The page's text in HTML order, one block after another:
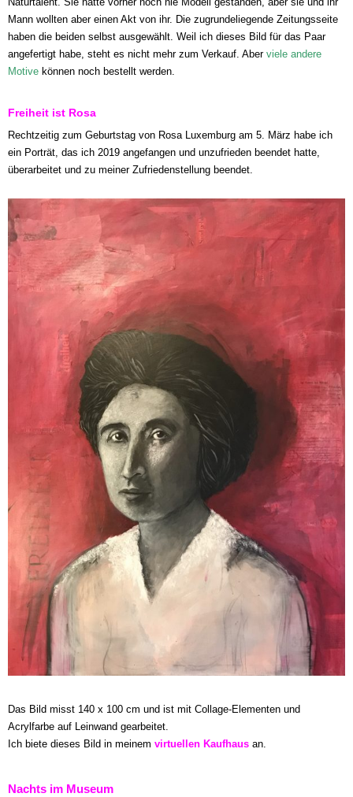
Mann wollten aber einen Akt von ihr. Die zugrundeliegende Zeitungsseite
haben die beiden selbst ausgewählt. Weil ich dieses Bild für das Paar
angefertigt habe, steht es nicht mehr zum Verkauf. Aber viele andere
Motive können noch bestellt werden.
Freiheit ist Rosa
Rechtzeitig zum Geburtstag von Rosa Luxemburg am 5. März habe ich
ein Porträt, das ich 2019 angefangen und unzufrieden beendet hatte,
überarbeitet und zu meiner Zufriedenstellung beendet.
Das Bild misst 140 x 100 cm und ist mit Collage-Elementen und
Acrylfarbe auf Leinwand gearbeitet.
Ich biete dieses Bild in meinem virtuellen Kaufhaus an.
Nachts im Museum